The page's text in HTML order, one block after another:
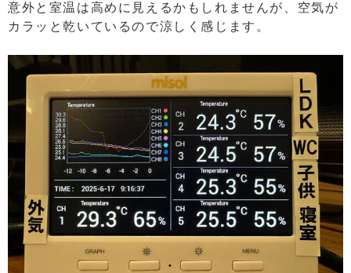
意外と室温は高めに見えるかもしれませんが、空気が
カラッと乾いているので涼しく感じます。